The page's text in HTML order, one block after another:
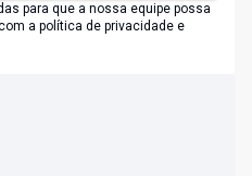
para que a nossa equipe possa
a política de privacidade e